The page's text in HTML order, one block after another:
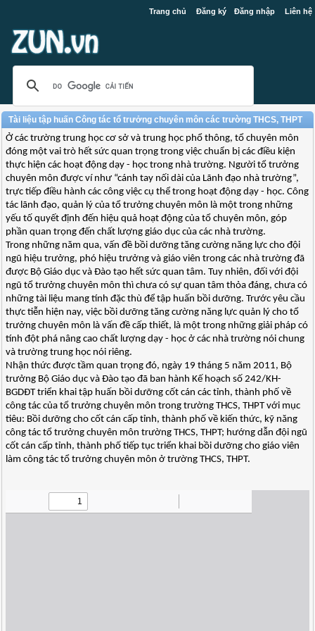
Trang chủ Đăng ký Đăng nhập Liên hệ
Tài liệu tập huấn Công tác tổ trưởng chuyên môn các trường THCS, THPT
Ở các trường trung học cơ sở và trung học phổ thông, tổ chuyên môn
đóng một vai trò hết sức quan trọng trong việc chuẩn bị các điều kiện
thực hiện các hoạt động dạy - học trong nhà trường. Người tổ trưởng
chuyên môn được ví như “cánh tay nối dài của Lãnh đạo nhà trường”,
trực tiếp điều hành các công việc cụ thể trong hoạt động dạy - học. Công
tác lãnh đạo, quản lý của tổ trưởng chuyên môn là một trong những
yếu tố quyết định đến hiệu quả hoạt động của tổ chuyên môn, góp
phần quan trọng đến chất lượng giáo dục của các nhà trường.
Trong những năm qua, vấn đề bồi dưỡng tăng cường năng lực cho đội
ngũ hiệu trưởng, phó hiệu trưởng và giáo viên trong các nhà trường đã
được Bộ Giáo dục và Đào tạo hết sức quan tâm. Tuy nhiên, đối với đội
ngũ tổ trưởng chuyên môn thì chưa có sự quan tâm thỏa đáng, chưa có
những tài liệu mang tính đặc thù để tập huấn bồi dưỡng. Trước yêu cầu
thực tiễn hiện nay, việc bồi dưỡng tăng cường năng lực quản lý cho tổ
trưởng chuyên môn là vấn đề cấp thiết, là một trong những giải pháp có
tính đột phá nâng cao chất lượng dạy - học ở các nhà trường nói chung
và trường trung học nói riêng.
Nhận thức được tầm quan trọng đó, ngày 19 tháng 5 năm 2011, Bộ
trưởng Bộ Giáo dục và Đào tạo đã ban hành Kế hoạch số 242/KH-
BGDĐT triển khai tập huấn bồi dưỡng cốt cán các tỉnh, thành phố về
công tác của tổ trưởng chuyên môn trong trường THCS, THPT với mục
tiêu: Bồi dưỡng cho cốt cán cấp tỉnh, thành phố về kiến thức, kỹ năng
công tác tổ trưởng chuyên môn trường THCS, THPT; hướng dẫn đội ngũ
cốt cán cấp tỉnh, thành phố tiếp tục triển khai bồi dưỡng cho giáo viên
làm công tác tổ trưởng chuyên môn ở trường THCS, THPT.